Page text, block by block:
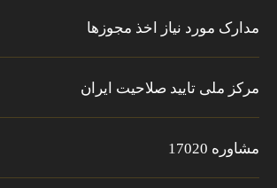
مدارک مورد نیاز اخذ مجوزها
مرکز ملی تایید صلاحیت ایران
مشاوره 17020